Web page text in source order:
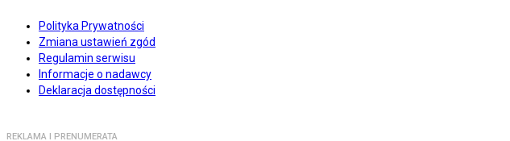
Polityka Prywatności
Zmiana ustawień zgód
Regulamin serwisu
Informacje o nadawcy
Deklaracja dostępności
REKLAMA I PRENUMERATA